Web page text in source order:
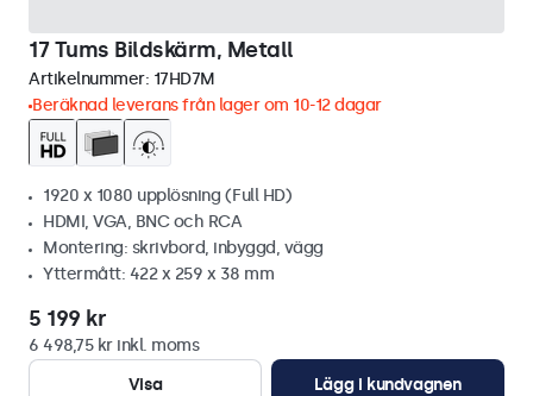
17 Tums Bildskärm, Metall
Artikelnummer: 17HD7M
Beräknad leverans från lager om 10-12 dagar
1920 x 1080 upplösning (Full HD)
HDMI, VGA, BNC och RCA
Montering: skrivbord, inbyggd, vägg
Yttermått: 422 x 259 x 38 mm
5 199 kr
6 498,75 kr inkl. moms
Visa
Lägg i kundvagnen